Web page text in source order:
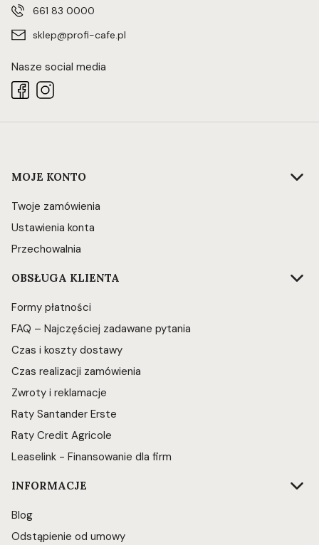
661 83 0000
sklep@profi-cafe.pl
Nasze social media
Linki w stopce
MOJE KONTO
Twoje zamówienia
Ustawienia konta
Przechowalnia
OBSŁUGA KLIENTA
Formy płatności
FAQ – Najczęściej zadawane pytania
Czas i koszty dostawy
Czas realizacji zamówienia
Zwroty i reklamacje
Raty Santander Erste
Raty Credit Agricole
Leaselink - Finansowanie dla firm
INFORMACJE
Blog
Odstąpienie od umowy